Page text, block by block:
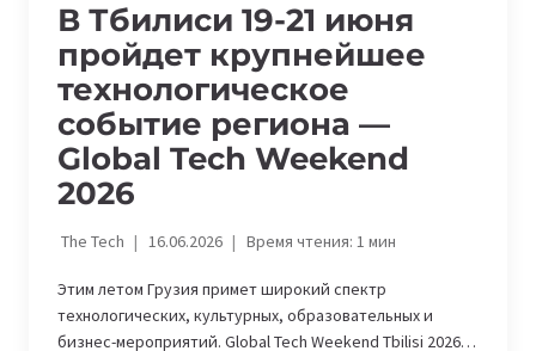
В Тбилиси 19-21 июня
пройдет крупнейшее
технологическое
событие региона —
Global Tech Weekend
2026
The Tech 16.06.2026 Время чтения: 1мин
Этим летом Грузия примет широкий спектр
технологических, культурных, образовательных и
бизнес-мероприятий. Global Tech Weekend Tbilisi 2026…